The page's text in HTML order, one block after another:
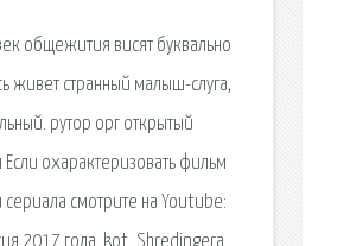
общежития висят буквально
живет странный малыш-слуга,
рутор орг открытый
охарактеризовать фильм
сериала смотрите на Youtube:
2017 года. kot_Shredingera